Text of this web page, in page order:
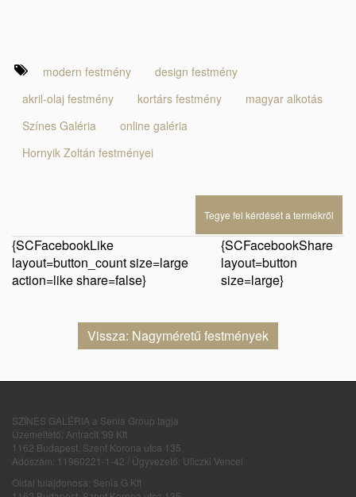
modern festmény
design festmény
akril-olaj festmény
kortárs festmény
magyar alkotás
Színes Galéria
online galéria
Hornyik Zoltán festményei
Tegye fel kérdését a termékről
{SCFacebookLike
layout=button_count size=large
action=like share=false}
{SCFacebookShare
layout=button
size=large}
Vissza: Nagyméretű festmények
SZÍNES GALÉRIA a Senia Group tagja
Üzemeltető: Antracit '99 Kft
1162 Budapest, Szent Korona utca 135.
Adószám: 11960221-1-42 / Ügyvezető: Uliczki Vencel
Oldal tulajdonosa: Senia G Kft